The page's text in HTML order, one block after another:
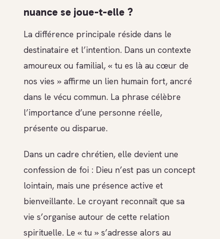
nuance se joue-t-elle ?
La différence principale réside dans le
destinataire et l’intention. Dans un contexte
amoureux ou familial, « tu es là au cœur de
nos vies » affirme un lien humain fort, ancré
dans le vécu commun. La phrase célèbre
l’importance d’une personne réelle,
présente ou disparue.
Dans un cadre chrétien, elle devient une
confession de foi : Dieu n’est pas un concept
lointain, mais une présence active et
bienveillante. Le croyant reconnaît que sa
vie s’organise autour de cette relation
spirituelle. Le « tu » s’adresse alors au